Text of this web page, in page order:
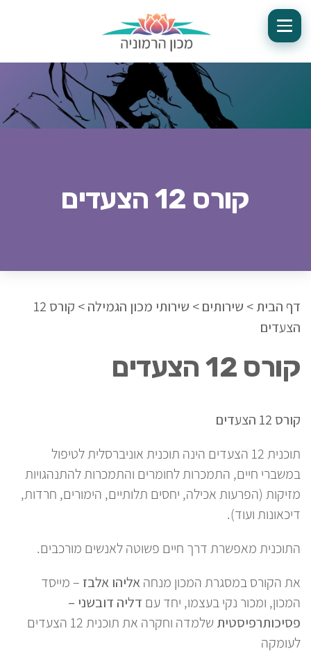
קורס 12 הצעדים
דף הבית> שירותים> שירותי מכון הגמילה>
קורס 12
הצעדים
קורס 12 הצעדים
קורס 12 הצעדים
תוכנית 12 הצעדים הינה תוכנית אוניברסלית לטיפול
במשברי חיים, התמכרות לחומרים והתמכרות להתנהגויות
מזיקות (הפרעות אכילה, יחסים תלותיים, הימורים, חרדות,
דיכאונות ועוד).
התוכנית מאפשרת דרך חיים פשוטה לאנשים מורכבים.
את הקורס במסגרת המכון מנחהאליהו אלבז – מייסד
המכון, ומכור נקי בעצמו, יחד עם דליה דובשני –
פסיכותרפיסטית
שלמדה וחקרה את תוכנית 12 הצעדים
לעומקה